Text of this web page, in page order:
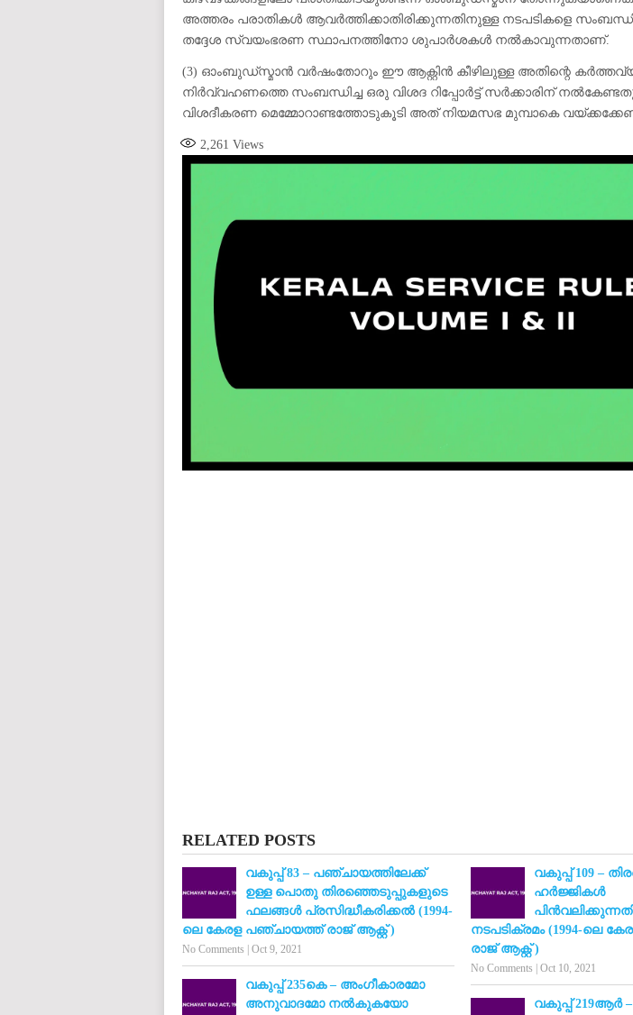
അത്തരം പരാതികൾ ആവർത്തിക്കാതിരിക്കുന്നതിനുള്ള നടപടികളെ
തദ്ദേശ സ്വയംഭരണ സ്ഥാപനത്തിനോ ശുപാർശകൾ നൽകാവുന്നതാണ്.
(3) ഓംബുഡ്സ്മാൻ വർഷംതോറും ഈ ആക്റ്റിൻ കീഴിലുള്ള അതിന്റെ
നിർവ്വഹണത്തെ സംബന്ധിച്ച ഒരു വിശദ റിപ്പോർട്ട് സർക്കാരിന്
വിശദീകരണ മെമ്മോറാണ്ടത്തോടുകൂടി അത് നിയമസഭ മുമ്പാകെ
2,261 Views
RELATED POSTS
വകുപ്പ് 83 – പഞ്ചായത്തിലേക്ക്
ഉള്ള പൊതു തിരഞ്ഞെടുപ്പുകളുടെ
ഫലങ്ങൾ പ്രസിദ്ധീകരിക്കൽ (1994-
ലെ കേരള പഞ്ചായത്ത് രാജ് ആക്റ്റ് )
No Comments Oct 9, 2021
വകുപ്പ് 109 –
ഹർജ്ജികൾ
നടപടിക്രമം (1994-ലെ
രാജ് ആക്റ്റ് )
No Comments |Oct 10, 2021
വകുപ്പ് 235കെ – അംഗീകാരമോ
അനുവാദമോ നൽകുകയോ
വകുപ്പ് 219ആർ